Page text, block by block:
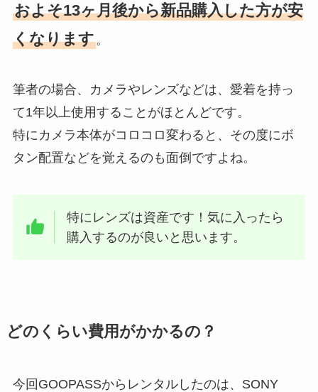
およそ13ヶ月後から新品購入した方が安
くなります。
筆者の場合、カメラやレンズなどは、愛着を持っ
て1年以上使用することがほとんどです。
特にカメラ本体がコロコロ変わると、その度にボ
タン配置などを覚えるのも面倒ですよね。
特にレンズは資産です！気に入ったら
購入するのが良いと思います。
どのくらい費用がかかるの？
今回GOOPASSからレンタルしたのは、SONY